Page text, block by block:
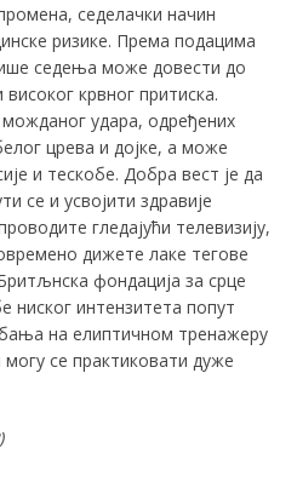
седeлачки начин
ризике. Према подацима
седења може довести до
крвног притиска.
удара, одређених
црева и дојке, a може
и тескобе. Добра вест је да
се и усвојити здравије
гледајући телевизију,
дижете лаке тегове
фондација за срце
ниског интензитета попут
на елиптичном тренажеру
се практиковати дуже